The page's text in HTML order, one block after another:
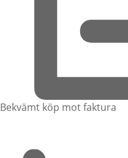
Bekvämt köp mot faktura